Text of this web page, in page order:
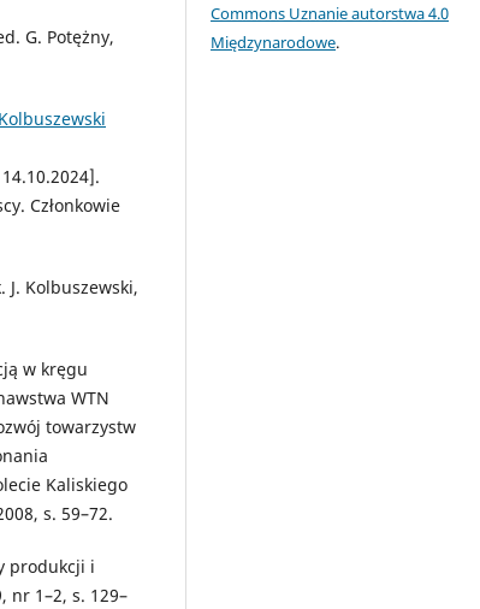
G. Potężny,
Członkowie
J. Kolbuszewski,
w kręgu
WTN
towarzystw
Kaliskiego
s. 59–72.
produkcji i
nr 1–2, s. 129–
Commons Uznanie autorstwa 4.0
Międzynarodowe.